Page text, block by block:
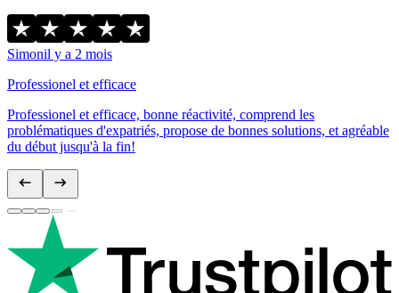
Simonil y a 2 mois
Professionel et efficace
Professionel et efficace, bonne réactivité, comprend les
problématiques d'expatriés, propose de bonnes solutions, et agréable
du début jusqu'à la fin!